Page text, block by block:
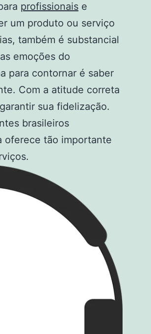
profissionais e
um produto ou serviço
também é substancial
emoções do
para contornar é saber
Com a atitude correta
sua fidelização.
brasileiros
oferece tão importante